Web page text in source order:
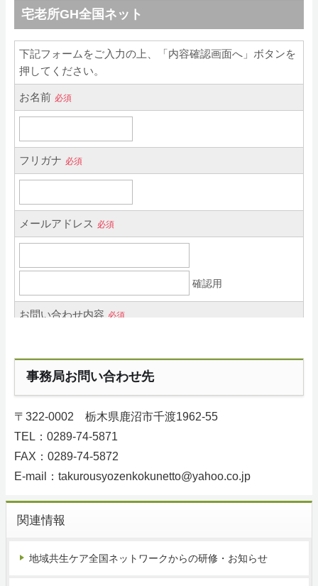
ホーム
RSS購読
サイトマップ
事務局お問い合わせ先
〒322-0002 栃木県鹿沼市千渡1962-55
TEL：0289‐74‐5871
FAX：0289-74-5872
E-mail：takurousyozenkokunetto@yahoo.co.jp
関連情報
地域共生ケア全国ネットワークからの研修・お知らせ